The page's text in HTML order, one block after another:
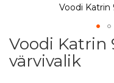
Voodi
Skip
to
the
Voodi Katrin
värvivalik